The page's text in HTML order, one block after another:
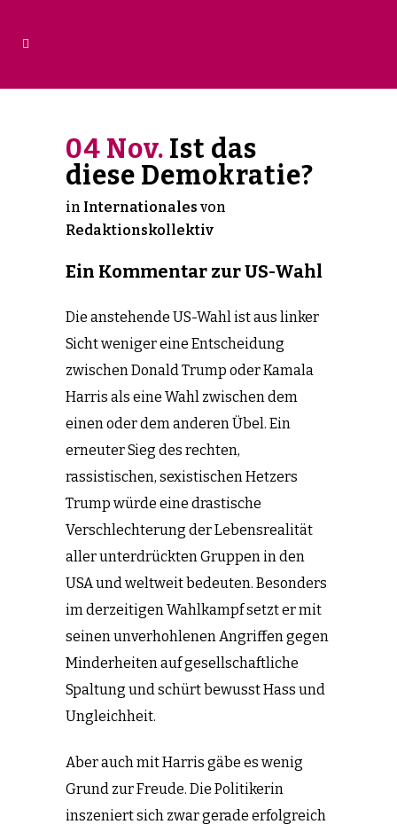
04 Nov. Ist das
diese Demokratie?
in Internationales von
Redaktionskollektiv
Ein Kommentar zur US-Wahl
Die anstehende US-Wahl ist aus linker
Sicht weniger eine Entscheidung
zwischen Donald Trump oder Kamala
Harris als eine Wahl zwischen dem
einen oder dem anderen Übel. Ein
erneuter Sieg des rechten,
rassistischen, sexistischen Hetzers
Trump würde eine drastische
Verschlechterung der Lebensrealität
aller unterdrückten Gruppen in den
USA und weltweit bedeuten. Besonders
im derzeitigen Wahlkampf setzt er mit
seinen unverhohlenen Angriffen gegen
Minderheiten auf gesellschaftliche
Spaltung und schürt bewusst Hass und
Ungleichheit.
Aber auch mit Harris gäbe es wenig
Grund zur Freude. Die Politikerin
inszeniert sich zwar gerade erfolgreich